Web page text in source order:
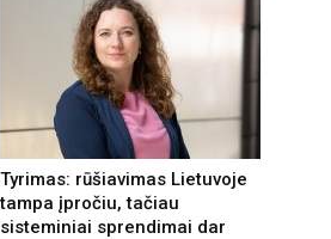
Tyrimas: rūšiavimas Lietuvoje
tampa įpročiu, tačiau
sisteminiai sprendimai dar